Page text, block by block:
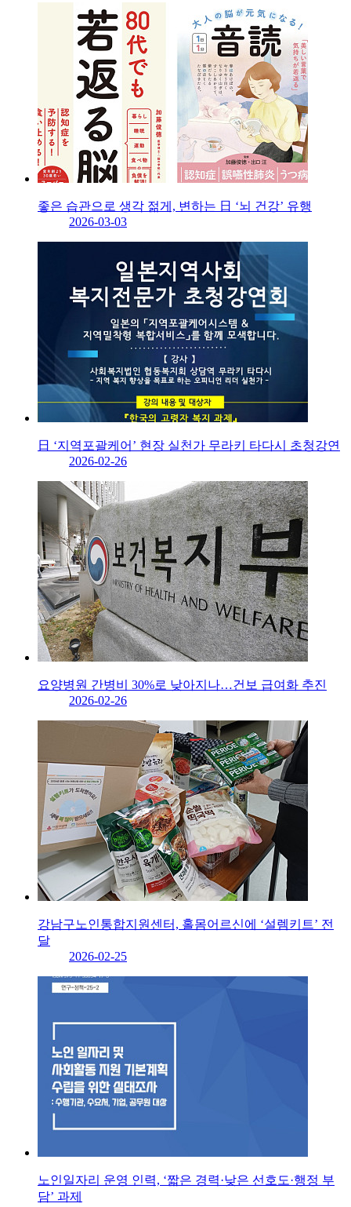
좋은 습관으로 생각 젊게, 변하는 日 ‘뇌 건강’ 유행
2026-03-03
日 ‘지역포괄케어’ 현장 실천가 무라키 타다시 초청강연
2026-02-26
요양병원 간병비 30%로 낮아지나…건보 급여화 추진
2026-02-26
강남구노인통합지원센터, 홀몸어르신에 ‘설렘키트’ 전
달
2026-02-25
노인일자리 운영 인력, ‘짧은 경력·낮은 선호도·행정 부
담’ 과제